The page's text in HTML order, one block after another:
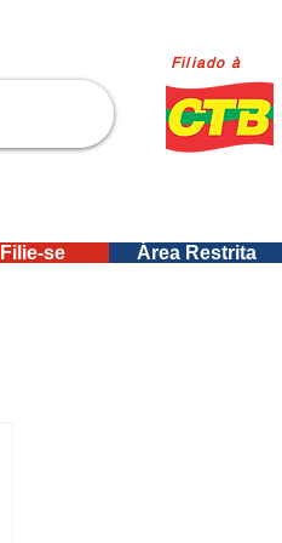
Filiado à
Filie-se Área Restrita